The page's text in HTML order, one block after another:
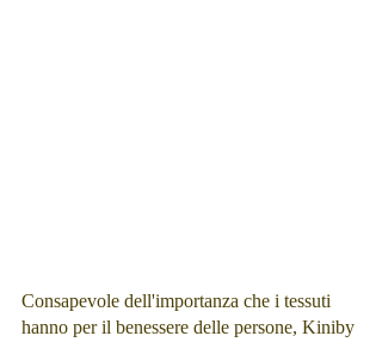
Consapevole dell'importanza che i tessuti
hanno per il benessere delle persone, Kiniby